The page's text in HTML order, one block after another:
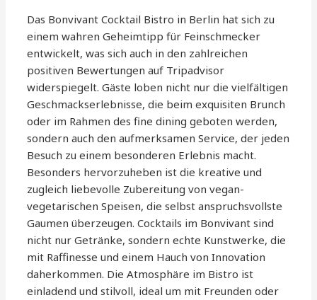
Das Bonvivant Cocktail Bistro in Berlin hat sich zu
einem wahren Geheimtipp für Feinschmecker
entwickelt, was sich auch in den zahlreichen
positiven Bewertungen auf Tripadvisor
widerspiegelt. Gäste loben nicht nur die vielfältigen
Geschmackserlebnisse, die beim exquisiten Brunch
oder im Rahmen des fine dining geboten werden,
sondern auch den aufmerksamen Service, der jeden
Besuch zu einem besonderen Erlebnis macht.
Besonders hervorzuheben ist die kreative und
zugleich liebevolle Zubereitung von vegan-
vegetarischen Speisen, die selbst anspruchsvollste
Gaumen überzeugen. Cocktails im Bonvivant sind
nicht nur Getränke, sondern echte Kunstwerke, die
mit Raffinesse und einem Hauch von Innovation
daherkommen. Die Atmosphäre im Bistro ist
einladend und stilvoll, ideal um mit Freunden oder